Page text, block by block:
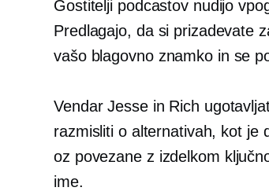
Gostitelji podcastov nudijo
Predlagajo, da si prizadevate
vašo blagovno znamko in se
Vendar Jesse in Rich
razmisliti o alternativah, kot je
oz povezane z izdelkom
ime.